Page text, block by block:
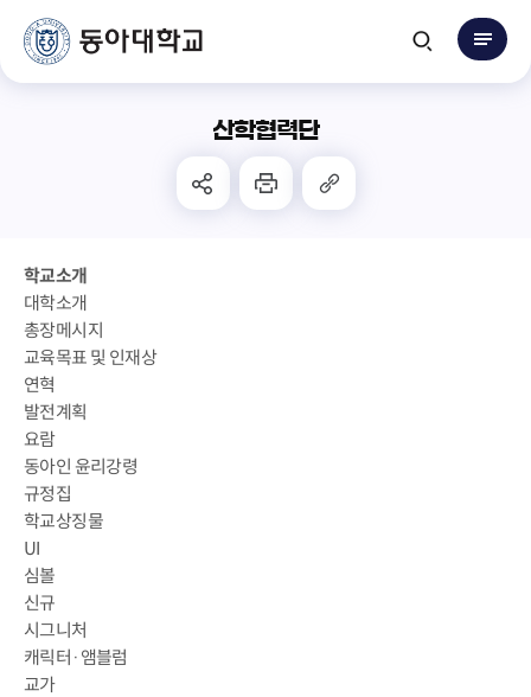
산학협력단
학교소개
대학소개
총장메시지
교육목표 및 인재상
연혁
발전계획
요람
동아인 윤리강령
규정집
학교상징물
UI
심볼
신규
시그니처
캐릭터·앰블럼
교가